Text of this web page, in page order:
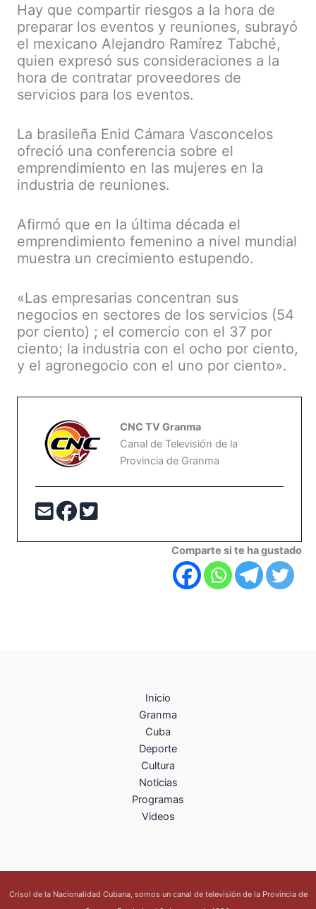
Hay que compartir riesgos a la hora de
preparar los eventos y reuniones, subrayó
el mexicano Alejandro Ramírez Tabché,
quien expresó sus consideraciones a la
hora de contratar proveedores de
servicios para los eventos.
La brasileña Enid Cámara Vasconcelos
ofreció una conferencia sobre el
emprendimiento en las mujeres en la
industria de reuniones.
Afirmó que en la última década el
emprendimiento femenino a nivel mundial
muestra un crecimiento estupendo.
«Las empresarias concentran sus
negocios en sectores de los servicios (54
por ciento) ; el comercio con el 37 por
ciento; la industria con el ocho por ciento,
y el agronegocio con el uno por ciento».
CNC TV Granma
Canal de Televisión de la
Provincia de Granma
Comparte si te ha gustado
Inicio
Granma
Cuba
Deporte
Cultura
Noticias
Programas
Videos
Crisol de la Nacionalidad Cubana, somos un canal de televisión de la Provincia de